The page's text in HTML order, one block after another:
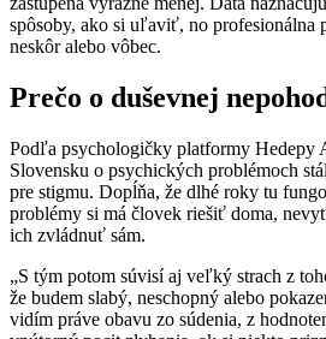
spôsoby, ako si uľaviť, no profesionálna
neskôr alebo vôbec.
Prečo o duševnej
Podľa psychologičky platformy Hedepy
Slovensku o psychických problémoch
pre stigmu. Dopĺňa, že dlhé roky tu
problémy si má človek riešiť doma,
ich zvládnuť sám.
„S tým potom súvisí aj veľký strach z
že budem slabý, neschopný alebo
vidím práve obavu zo súdenia, z